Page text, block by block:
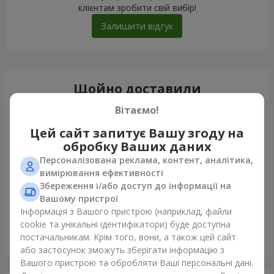
клієнтам зробити свій вибір!
Залишити відгук
Щойно доставили
Букет з 35 червоних троянд
Одеса
Вітаємо!
Цей сайт запитує Вашу згоду на
обробку Ваших даних
Персоналізована реклама, контент, аналітика,
вимірювання ефективності
Збереження і/або доступ до інформації на
Вашому пристрої
Інформація з Вашого пристрою (наприклад, файли
cookie та унікальні ідентифікатори) буде доступна
постачальникам. Крім того, вони, а також цей сайт
або застосунок зможуть зберігати інформацію з
Вашого пристрою та обробляти Ваші персональні дані.